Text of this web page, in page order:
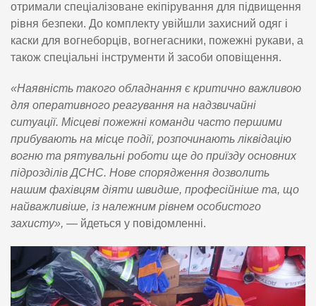
отримали спеціалізоване екіпірування для підвищення
рівня безпеки. До комплекту увійшли захисний одяг і
каски для вогнеборців, вогнегасники, пожежні рукави, а
також спеціальні інструменти й засоби оповіщення.
«Наявність такого обладнання є критично важливою
для оперативного реагування на надзвичайні
ситуації. Місцеві пожежні команди часто першими
прибувають на місце події, розпочинають ліквідацію
вогню та рятувальні роботи ще до приїзду основних
підрозділів ДСНС. Нове спорядження дозволить
нашим фахівцям діяти швидше, професійніше та, що
найважливіше, із належним рівнем особистого
захисту», — йдеться у повідомленні.